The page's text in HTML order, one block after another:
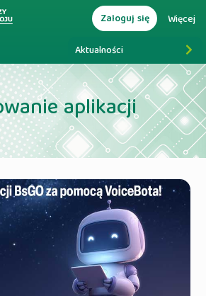
Aktualności
Zaloguj się Więcej
aplikacji